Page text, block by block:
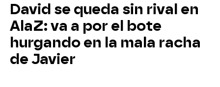
David se queda sin rival en
AlaZ: va a por el bote
hurgando en la mala racha
de Javier